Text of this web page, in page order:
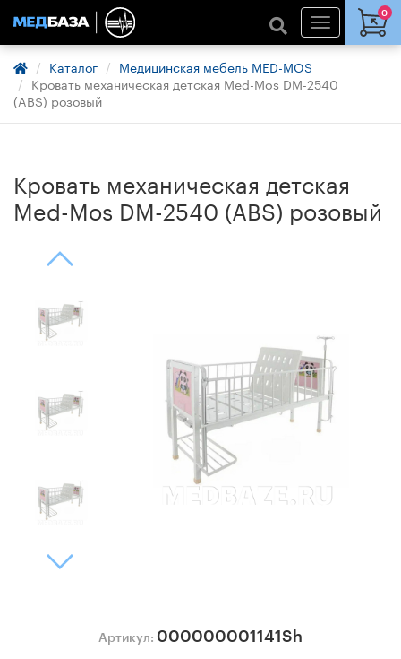
0
Каталог
Медицинская мебель MED-MOS
Кровать механическая детская Med-Mos DM-2540
(ABS) розовый
Кровать механическая детская
Med-Mos DM-2540 (ABS) розовый
Артикул: 000000001141Sh